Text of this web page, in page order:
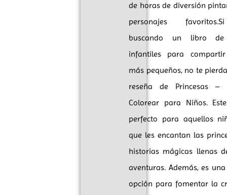
de horas de diversión
personajes
buscando un libro de
infantiles para
más pequeños, no te
reseña de Princesas –
Colorear para Niños.
perfecto para aquellos
que les encantan las
historias mágicas llenas
aventuras. Además, es una
opción para fomentar la